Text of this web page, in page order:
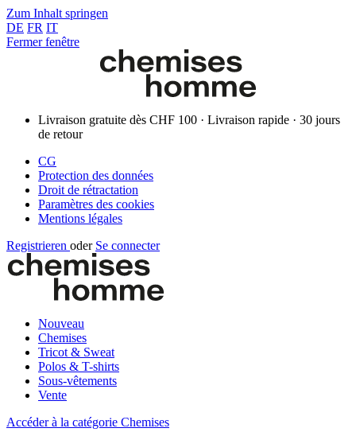
Zum Inhalt springen
DE FR IT
Fermer fenêtre
Livraison gratuite dès CHF 100 · Livraison rapide · 30 jours
de retour
CG
Protection des données
Droit de rétractation
Paramètres des cookies
Mentions légales
Registrieren oder Se connecter
Nouveau
Chemises
Tricot & Sweat
Polos & T-shirts
Sous-vêtements
Vente
Accéder à la catégorie Chemises